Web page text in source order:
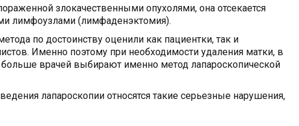
злокачественными опухолями, она отсекается
лимфоузлами (лимфаденэктомия).
по достоинству оценили как пациентки, так и
Именно поэтому при необходимости удаления матки, в
врачей выбирают именно метод лапароскопической
лапароскопии относятся такие серьезные нарушения,